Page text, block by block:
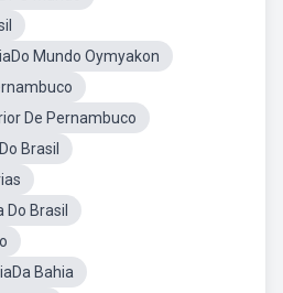
Mundo Oymyakon
De Pernambuco
Brasil
Do Brasil
Bahia